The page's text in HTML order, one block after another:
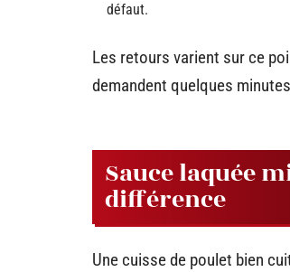
défaut.
Les retours varient sur ce
demandent quelques
Sauce laquée
différence
Une cuisse de poulet bien